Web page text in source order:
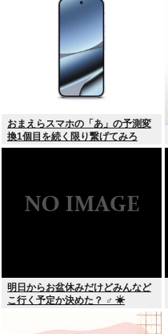
おまえらスマホの「あ」の予測変
換1個目を続く限り繋げてみろ
www
明日からお盆休みだけどみんなど
こ行く予定か決めた？ ‍♂ ☀